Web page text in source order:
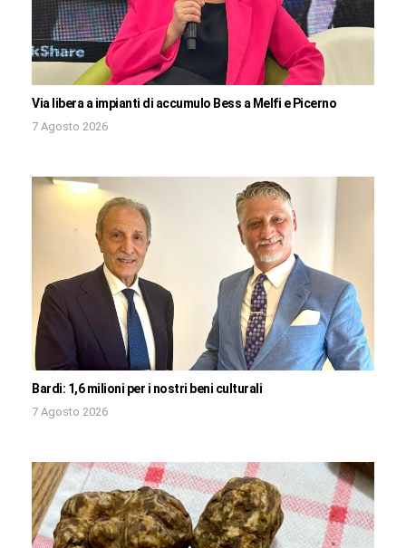
Via libera a impianti di accumulo Bess a Melfi e Picerno
7 Agosto 2026
Bardi: 1,6 milioni per i nostri beni culturali
7 Agosto 2026